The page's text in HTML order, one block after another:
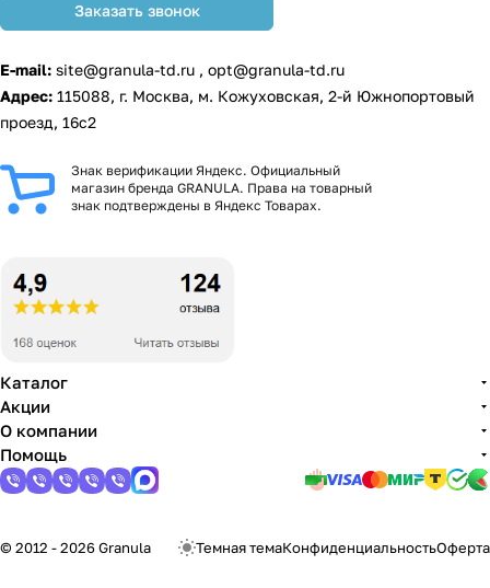
Заказать звонок
E-mail: site@granula-td.ru , opt@granula-td.ru
Адрес: 115088, г. Москва, м. Кожуховская, 2-й Южнопортовый
проезд, 16с2
Знак верификации Яндекс. Официальный
магазин бренда GRANULA. Права на товарный
знак подтверждены в Яндекс Товарах.
Каталог
Акции
О компании
Помощь
© 2012 - 2026 Granula Темная темаКонфиденциальностьОферта